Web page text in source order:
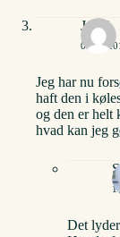
Janni
06/06/
Jeg har nu
haft den i
og den er helt
hvad kan jeg
Det